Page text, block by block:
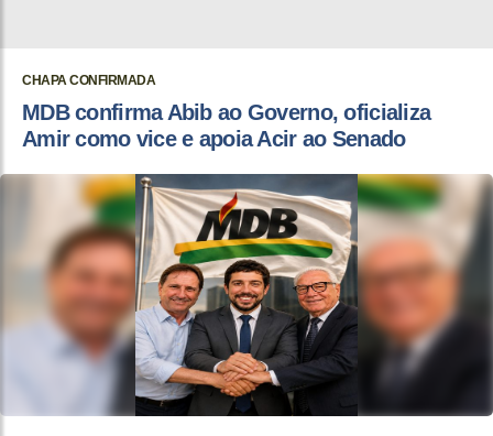
CHAPA CONFIRMADA
MDB confirma Abib ao Governo, oficializa
Amir como vice e apoia Acir ao Senado